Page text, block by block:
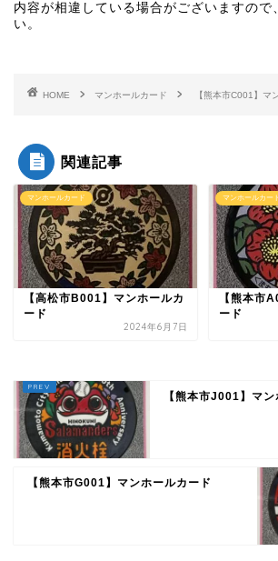
内容が相違している場合がございますので
い。
HOME マンホールカード 【熊本市C001】マ
関連記事
マンホールカード
【高松市B001】マンホールカ
ード
2024年6月7日
マンホールカー
【熊本市
ード
【熊本市J001】マ
【熊本市G001】マンホールカード